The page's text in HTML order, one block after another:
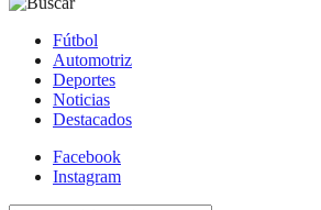
Fútbol
Automotriz
Deportes
Noticias
Destacados
Facebook
Instagram